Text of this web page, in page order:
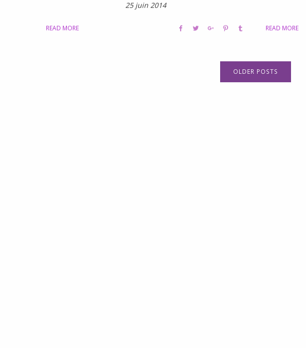
25 juin 2014
READ MORE READ MORE
OLDER POSTS